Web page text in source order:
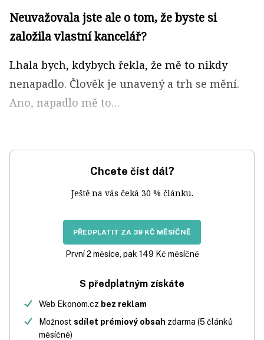
Neuvažovala jste ale o tom, že byste si
založila vlastní kancelář?
Lhala bych, kdybych řekla, že mě to nikdy
nenapadlo. Člověk je unavený a trh se mění.
Ano, napadlo mě to…
Chcete číst dál?
Ještě na vás čeká 30 % článku.
PŘEDPLATIT ZA 39 KČ MĚSÍČNĚ
První 2 měsíce, pak 149 Kč měsíčně
S předplatným získáte
Web Ekonom.cz bez reklam
Možnost sdílet prémiový obsah zdarma (5 článků
měsíčně)